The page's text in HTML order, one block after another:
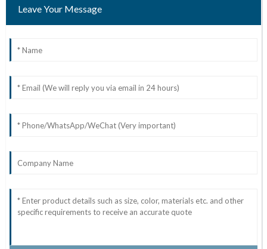
Leave Your Message